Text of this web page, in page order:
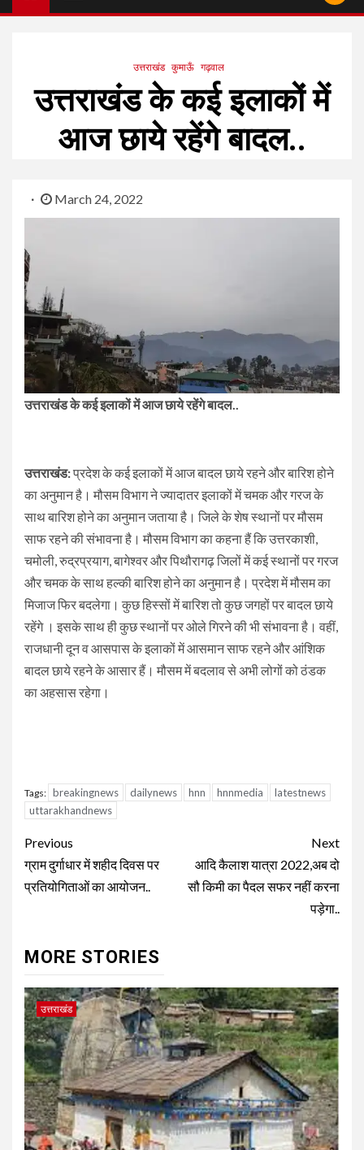
उत्तराखंड कुमाऊँ गढ़वाल
उत्तराखंड के कई इलाकों में
आज छाये रहेंगे बादल..
March 24, 2022
उत्तराखंड के कई इलाकों में आज छाये रहेंगे बादल..
उत्तराखंड:प्रदेश के कई इलाकों में आज बादल छाये रहने और बारिश होने
का अनुमान है। मौसम विभाग ने ज्यादातर इलाकों में चमक और गरज के
साथ बारिश होने का अनुमान जताया है। जिले के शेष स्थानों पर मौसम
साफ रहने की संभावना है। मौसम विभाग का कहना हैं कि उत्तरकाशी,
चमोली, रुद्रप्रयाग, बागेश्वर और पिथौरागढ़ जिलों में कई स्थानों पर गरज
और चमक के साथ हल्की बारिश होने का अनुमान है। प्रदेश में मौसम का
मिजाज फिर बदलेगा। कुछ हिस्सों में बारिश तो कुछ जगहों पर बादल छाये
रहेंगे । इसके साथ ही कुछ स्थानों पर ओले गिरने की भी संभावना है। वहीं,
राजधानी दून व आसपास के इलाकों में आसमान साफ रहने और आंशिक
बादल छाये रहने के आसार हैं। मौसम में बदलाव से अभी लोगों को ठंडक
का अहसास रहेगा।
Tags: breakingnews dailynews hnn hnnmedia
latestnews
uttarakhandnews
Continue
Reading
Previous
ग्राम दुर्गाधार में शहीद दिवस पर
प्रतियोगिताओं का आयोजन..
Next
आदि कैलाश यात्रा 2022,अब दो
सौ किमी का पैदल सफर नहीं करना
पड़ेगा..
MORE STORIES
उत्तराखंड